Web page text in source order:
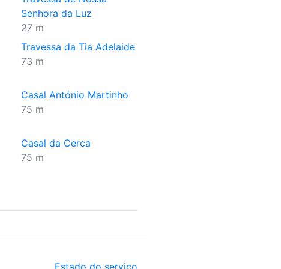
Senhora da Luz
27 m
Travessa da Tia Adelaide
73 m
Casal António Martinho
75 m
Casal da Cerca
75 m
Estado do serviço